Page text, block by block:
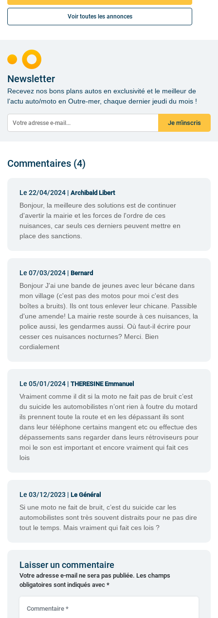
Voir toutes les annonces
Newsletter
Recevez nos bons plans autos en exclusivité et le meilleur de
l’actu auto/moto en Outre-mer, chaque dernier jeudi du mois !
Je m'inscris
Commentaires (4)
Le 22/04/2024 | Archibald Libert
Bonjour, la meilleure des solutions est de continuer
d'avertir la mairie et les forces de l'ordre de ces
nuisances, car seuls ces derniers peuvent mettre en
place des sanctions.
Le 07/03/2024 | Bernard
Bonjour J'ai une bande de jeunes avec leur bécane dans
mon village (c'est pas des motos pour moi c'est des
boîtes a bruits). Ils ont tous enlever leur chicane. Passible
d'une amende! La mairie reste sourde à ces nuisances, la
police aussi, les gendarmes aussi. Où faut-il écrire pour
cesser ces nuisances nocturnes? Merci. Bien
cordialement
Le 05/01/2024 | THERESINE Emmanuel
Vraiment comme il dit si la moto ne fait pas de bruit c’est
du suicide les automobilistes n’ont rien à foutre du motard
ils prennent toute la route et en les dépassant ils sont
dans leur téléphone certains mangent etc ou effectue des
dépassements sans regarder dans leurs rétroviseurs pour
moi le son est important et encore vraiment qui fait ces
lois
Le 03/12/2023 | Le Général
Si une moto ne fait de bruit, c’est du suicide car les
automobilistes sont très souvent distraits pour ne pas dire
tout le temps. Mais vraiment qui fait ces lois ?
Laisser un commentaire
Votre adresse e-mail ne sera pas publiée. Les champs
obligatoires sont indiqués avec *